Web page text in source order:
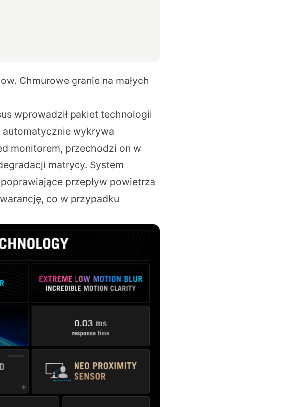
Chmurowe granie na małych
wprowadził pakiet technologii
automatycznie wykrywa
monitorem, przechodzi on w
matrycy. System
przepływ powietrza
co w przypadku